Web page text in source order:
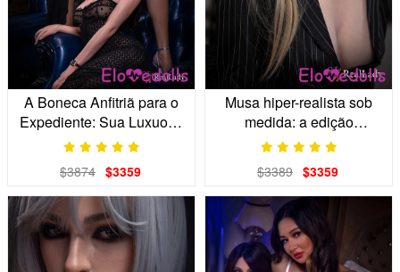
A Boneca Anfitriã para o
Expediente: Sua Luxuosa
Parceira para Cobertura
$3874 $3359
Musa hiper-realista sob
medida: a edição
"senciente" de Genebra
$3389 $3359